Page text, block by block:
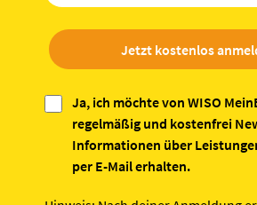
Ja, ich möchte von WISO
regelmäßig und kostenfrei
Informationen über
per E-Mail erhalten.
Jetzt kostenlos